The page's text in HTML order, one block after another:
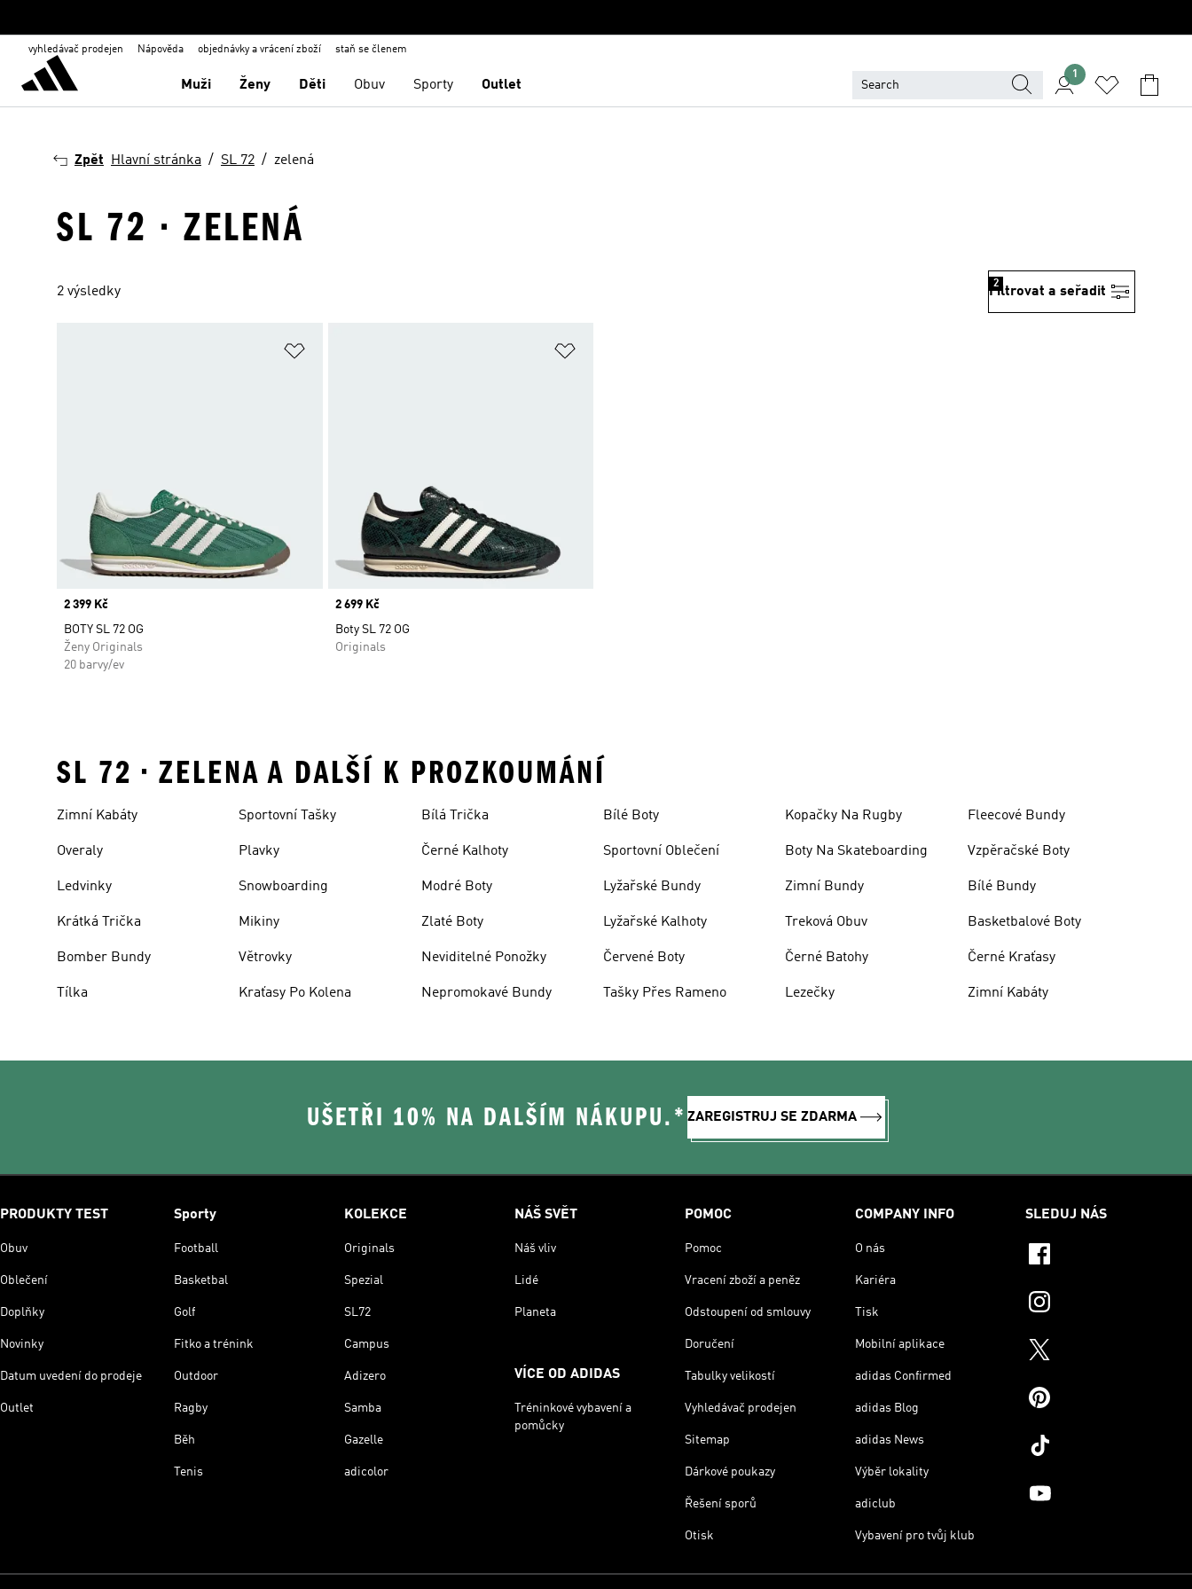
vyhledávač prodejen Nápověda objednávky a vrácení zboží staň se členem
Muži Ženy Děti Obuv Sporty Outlet
1
Zpět Hlavní stránka SL 72 zelená
SL 72 · ZELENÁ
2 výsledky Filtrovat a seřadit
2
Price
2 399 Kč
BOTY SL 72 OG
Ženy Originals
20 barvy/ev
Price
2 699 Kč
Boty SL 72 OG
Originals
SL 72 • ZELENA A DALŠÍ K PROZKOUMÁNÍ
Zimní Kabáty
Overaly
Ledvinky
Krátká Trička
Bomber Bundy
Tílka
Sportovní Tašky
Plavky
Snowboarding
Mikiny
Větrovky
Kraťasy Po Kolena
Bílá Trička
Černé Kalhoty
Modré Boty
Zlaté Boty
Neviditelné Ponožky
Nepromokavé Bundy
Bílé Boty
Sportovní Oblečení
Lyžařské Bundy
Lyžařské Kalhoty
Červené Boty
Tašky Přes Rameno
Kopačky Na Rugby
Boty Na Skateboarding
Zimní Bundy
Treková Obuv
Černé Batohy
Lezečky
Fleecové Bundy
Vzpěračské Boty
Bílé Bundy
Basketbalové Boty
Černé Kraťasy
Zimní Kabáty
UŠETŘI 10% NA DALŠÍM NÁKUPU.* ZAREGISTRUJ SE ZDARMA
PRODUKTY TEST
Obuv
Oblečení
Doplňky
Novinky
Datum uvedení do prodeje
Outlet
Sporty
Football
Basketbal
Golf
Fitko a trénink
Outdoor
Ragby
Běh
Tenis
KOLEKCE
Originals
Spezial
SL72
Campus
Adizero
Samba
Gazelle
adicolor
NÁŠ SVĚT
Náš vliv
Lidé
Planeta
VÍCE OD ADIDAS
Tréninkové vybavení a
pomůcky
POMOC
Pomoc
Vracení zboží a peněz
Odstoupení od smlouvy
Doručení
Tabulky velikostí
Vyhledávač prodejen
Sitemap
Dárkové poukazy
Řešení sporů
Otisk
COMPANY INFO
O nás
Kariéra
Tisk
Mobilní aplikace
adidas Confirmed
adidas Blog
adidas News
Výběr lokality
adiclub
Vybavení pro tvůj klub
SLEDUJ NÁS